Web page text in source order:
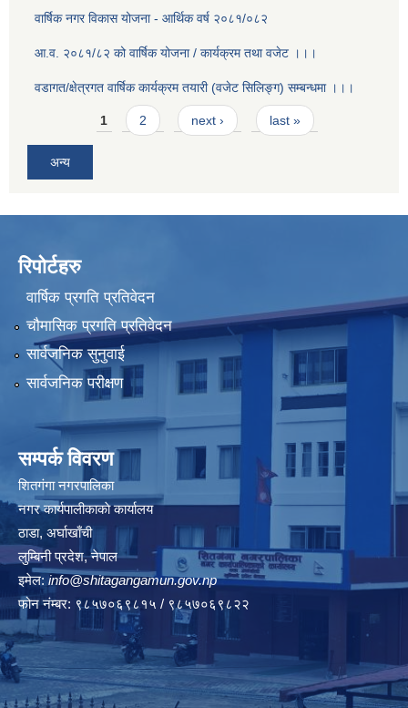
वार्षिक नगर विकास योजना - आर्थिक वर्ष २०८१/०८२
आ.व. २०८१/८२ को वार्षिक योजना / कार्यक्रम तथा वजेट ।।।
वडागत/क्षेत्रगत वार्षिक कार्यक्रम तयारी (वजेट सिलिङ्ग) सम्बन्धमा ।।।
Pages1 2 next › last »
अन्य
रिपोर्टहरु
वार्षिक प्रगति प्रतिवेदन
चौमासिक प्रगति प्रतिवेदन
सार्वजनिक सुनुवाई
सार्वजनिक परीक्षण
सम्पर्क विवरण
शितगंगा नगरपालिका
नगर कार्यपालीकाकाे कार्यालय
ठाडा, अर्घाखाँची
लुम्बिनी प्रदेश, नेपाल
इमेल: info@shitagangamun.gov.np
फोन नंम्बर: ९८५७०६९८१५ / ९८५७०६९८२२